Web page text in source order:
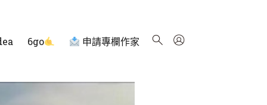
6go 申請專欄作家